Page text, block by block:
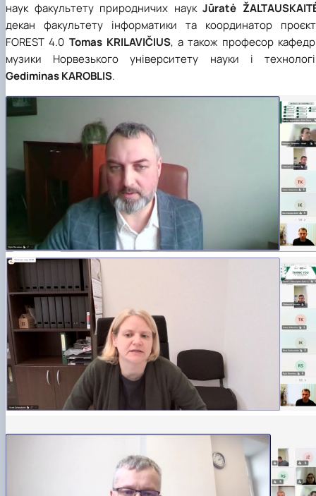
наук факультету природничих наукJūratė
декан факультету інформатики та координатор
FOREST 4.0 Tomas KRILAVIČIUS, а також професор
музики Норвезького університету науки і
Gediminas KAROBLIS.